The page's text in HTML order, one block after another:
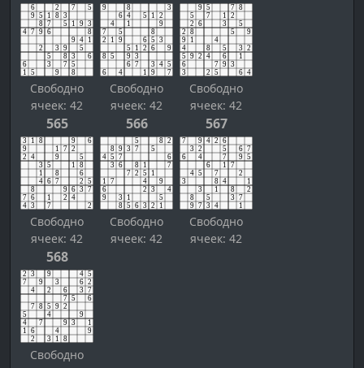
Свободно
ячеек: 42
Свободно
ячеек: 42
Свободно
ячеек: 42
565
Свободно
ячеек: 42
566
Свободно
ячеек: 42
567
Свободно
ячеек: 42
568
Свободно